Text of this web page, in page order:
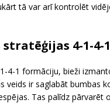
tā var arī kontrolēt
4-1-4-1
4-1 formāciju, bieži
veids ir saglabāt
Tas palīdz pārvarēt